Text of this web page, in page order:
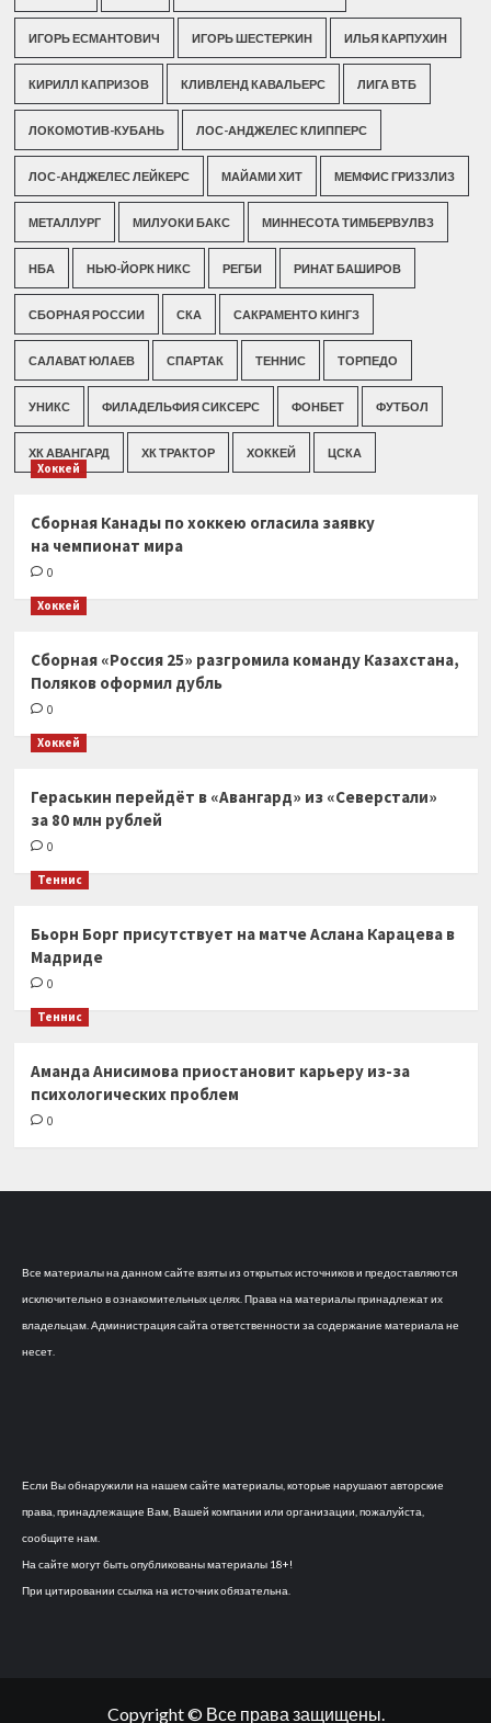
ИГОРЬ ЕСМАНТОВИЧ ИГОРЬ ШЕСТЕРКИН ИЛЬЯ КАРПУХИН
КИРИЛЛ КАПРИЗОВ КЛИВЛЕНД КАВАЛЬЕРС ЛИГА ВТБ
ЛОКОМОТИВ-КУБАНЬ ЛОС-АНДЖЕЛЕС КЛИППЕРС
ЛОС-АНДЖЕЛЕС ЛЕЙКЕРС МАЙАМИ ХИТ МЕМФИС ГРИЗЗЛИЗ
МЕТАЛЛУРГ МИЛУОКИ БАКС МИННЕСОТА ТИМБЕРВУЛВЗ
НБА НЬЮ-ЙОРК НИКС РЕГБИ РИНАТ БАШИРОВ
СБОРНАЯ РОССИИ СКА САКРАМЕНТО КИНГЗ
САЛАВАТ ЮЛАЕВ СПАРТАК ТЕННИС ТОРПЕДО
УНИКС ФИЛАДЕЛЬФИЯ СИКСЕРС ФОНБЕТ ФУТБОЛ
ХК АВАНГАРД ХК ТРАКТОР ХОККЕЙ ЦСКА
Хоккей
Сборная Канады по хоккею огласила заявку
на чемпионат мира
0
Хоккей
Сборная «Россия 25» разгромила команду Казахстана,
Поляков оформил дубль
0
Хоккей
Гераськин перейдёт в «Авангард» из «Северстали»
за 80 млн рублей
0
Теннис
Бьорн Борг присутствует на матче Аслана Карацева в
Мадриде
0
Теннис
Аманда Анисимова приостановит карьеру из-за
психологических проблем
0
Все материалы на данном сайте взяты из открытых источников и предоставляются
исключительно в ознакомительных целях. Права на материалы принадлежат их
владельцам. Администрация сайта ответственности за содержание материала не
несет.
Если Вы обнаружили на нашем сайте материалы, которые нарушают авторские
права, принадлежащие Вам, Вашей компании или организации, пожалуйста,
сообщите нам.
На сайте могут быть опубликованы материалы 18+!
При цитировании ссылка на источник обязательна.
Copyright © Все права защищены.